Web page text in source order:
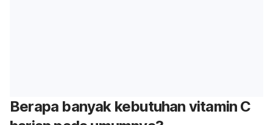
Berapa banyak kebutuhan vitamin C